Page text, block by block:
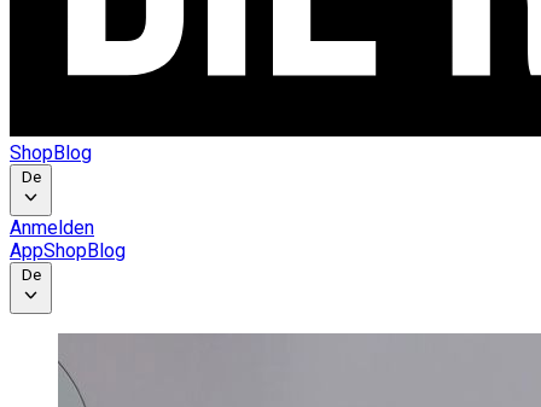
ShopBlog
De
Anmelden
AppShopBlog
De